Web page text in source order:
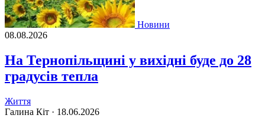
Новини
08.08.2026
На Тернопільщині у вихідні буде до 28
градусів тепла
Життя
Галина Кіт · 18.06.2026